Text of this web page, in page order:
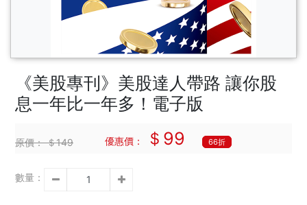
《美股專刊》美股達人帶路 讓你股
息一年比一年多！電子版
原價：＄149 優惠價： ＄99 66折
數量：